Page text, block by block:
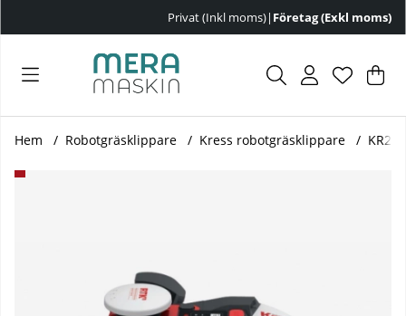
Privat (Inkl moms)| Företag (Exkl moms)
.
Hem Robotgräsklippare Kress robotgräsklippare
Produktbilder KR233E Kress RTK 12.000 robotgräsklippare